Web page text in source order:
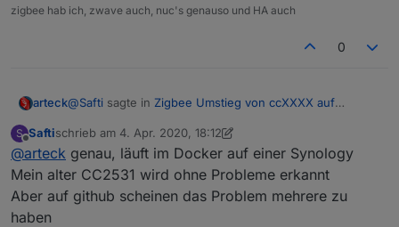
zigbee hab ich, zwave auch, nuc's genauso und HA auch
0
arteck@Safti sagte in Zigbee Umstieg von ccXXXX auf
Ok, mir ist grad der Strom ausgefallen und jetzt
bekomme ich immer die Fehlermeldung:
Cannot lock port'
container ?? oder wo läuft der zigbee adapter ??
S
Offline
Saftischrieb am 4. Apr. 2020, 18:12
zuletzt editiert von Safti4. Apr. 2020, 20:13
@arteck genau, läuft im Docker auf einer Synology
Mein alter CC2531 wird ohne Probleme erkannt
Aber auf github scheinen das Problem mehrere zu
haben